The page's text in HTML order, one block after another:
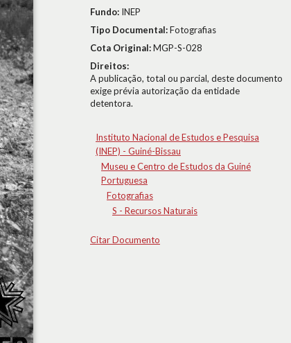
Fundo: INEP
Tipo Documental:Fotografias
Cota Original:MGP-S-028
Direitos:
A publicação, total ou parcial, deste documento
exige prévia autorização da entidade
detentora.
Instituto Nacional de Estudos e Pesquisa
(INEP) - Guiné-Bissau
Museu e Centro de Estudos da Guiné
Portuguesa
Fotografias
S - Recursos Naturais
Citar Documento